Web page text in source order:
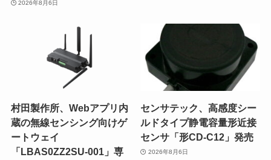
2026年8月6日
村田製作所、Webアプリ内
蔵の無線センシング向けゲ
ートウェイ
「LBAS0ZZ2SU-001」専
センサテック、高感度シー
ルドタイプ静電容量形近接
センサ「形CD-C12」発売
2026年8月6日